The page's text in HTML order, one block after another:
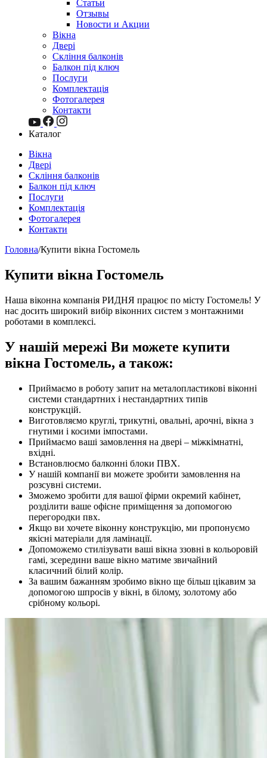
Статьи
Отзывы
Новости и Акции
Вікна
Двері
Скління балконів
Балкон під ключ
Послуги
Комплектація
Фотогалерея
Контакти
Каталог
Вікна
Двері
Скління балконів
Балкон під ключ
Послуги
Комплектація
Фотогалерея
Контакти
Головна/Купити вікна Гостомель
Купити вікна Гостомель
Наша віконна компанія РИДНЯ працює по місту Гостомель! У
нас досить широкий вибір віконних систем з монтажними
роботами в комплексі.
У нашій мережі Ви можете купити
вікна Гостомель, а також:
Приймаємо в роботу запит на металопластикові віконні
системи стандартних і нестандартних типів
конструкцій.
Виготовляємо круглі, трикутні, овальні, арочні, вікна з
гнутими і косими імпостами.
Приймаємо ваші замовлення на двері – міжкімнатні,
вхідні.
Встановлюємо балконні блоки ПВХ.
У нашій компанії ви можете зробити замовлення на
розсувні системи.
Зможемо зробити для вашої фірми окремий кабінет,
розділити ваше офісне приміщення за допомогою
перегородки пвх.
Якщо ви хочете віконну конструкцію, ми пропонуємо
якісні матеріали для ламінації.
Допоможемо стилізувати ваші вікна ззовні в кольоровій
гамі, зсередини ваше вікно матиме звичайний
класичний білий колір.
За вашим бажанням зробимо вікно ще більш цікавим за
допомогою шпросів у вікні, в білому, золотому або
срібному кольорі.